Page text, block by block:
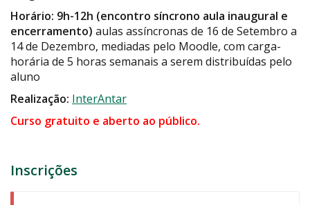
Horário: 9h-12h (encontro síncrono aula inaugural e
encerramento) aulas assíncronas de 16 de Setembro a
14 de Dezembro, mediadas pelo Moodle, com carga-
horária de 5 horas semanais a serem distribuídas pelo
aluno
Realização: InterAntar
Curso gratuito e aberto ao público.
Inscrições